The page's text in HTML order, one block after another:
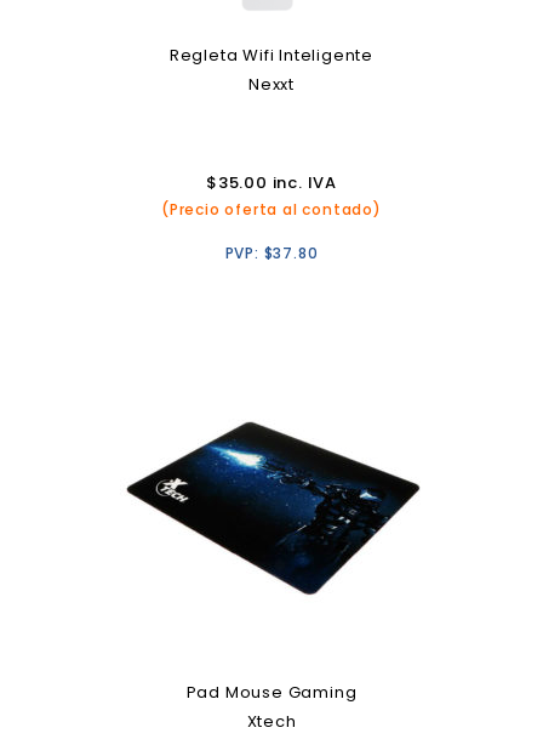
Regleta Wifi Inteligente
Nexxt
$35.00 inc. IVA
(Precio oferta al contado)
PVP: $37.80
Pad Mouse Gaming
Xtech